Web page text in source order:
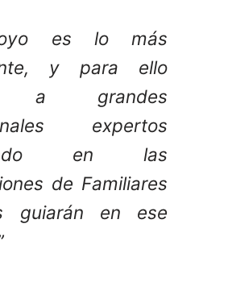
es lo más
y para ello
a grandes
expertos
en las
de Familiares
guiarán en ese